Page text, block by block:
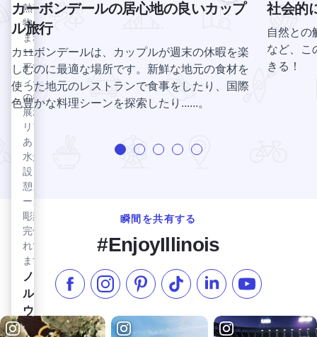
とした
客室と
22,000
平方フ
ィート
以上の
広さを
備えた
ユニー
クなホ
テルで
す。
バ
ー
ン
ス
ト
ー
マ
ー
蒸
バーンストーマー蒸溜所を見る
リー
ト・
ブル
ーイ
ング
社
地元
で手
作り
され
る世
界一
ビー
ル
と、
新鮮
な食
使っ
た食
事。
熱帯植
物に囲
まれた
11,000
平方フ
ィート
の植物
展示エ
リアが
あり、
水景施
設、休
憩スペ
ース、
彫刻が
完備さ
れてい
ます。
ノ
ル
ウ
ェ
ノルウェージャンを見る
カーボンデールの居心地の良いカップ
ル旅行
カーボンデールは、カップルが週末の休暇を楽
しむのに最適な場所です。新鮮な地元の食材を
使った地元のレストランで食事をしたり、国際
色豊かな料理シーンを探索したり......。
社会的
自然との
など、こ
きる！
瞬間を共有する
#EnjoyIllinois
フェイスブックでいいね
インスタグラムをフォローする
ピンタレストTikTokでフォローする
LinkedInでフォロー
YouTubeで